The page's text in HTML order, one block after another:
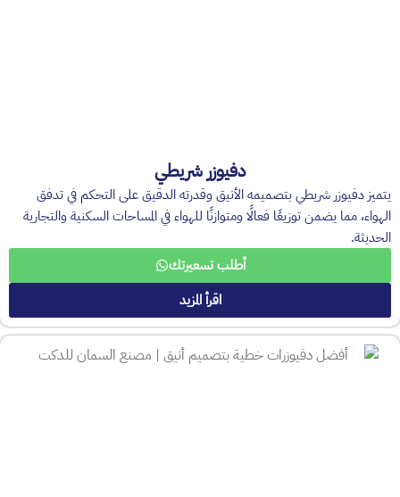
دفيوزر شريطي
يتميز دفيوزر شريطي بتصميمه الأنيق وقدرته الدقيق على التحكم في تدفق
الهواء، مما يضمن توزيعًا فعالًا ومتوازنًا للهواء في المساحات السكنية والتجارية
الحديثة.
أطلب تسعيرتك
اقرأ المزيد